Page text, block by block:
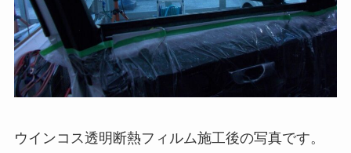
ウインコス透明断熱フィルム施工後の写真です。